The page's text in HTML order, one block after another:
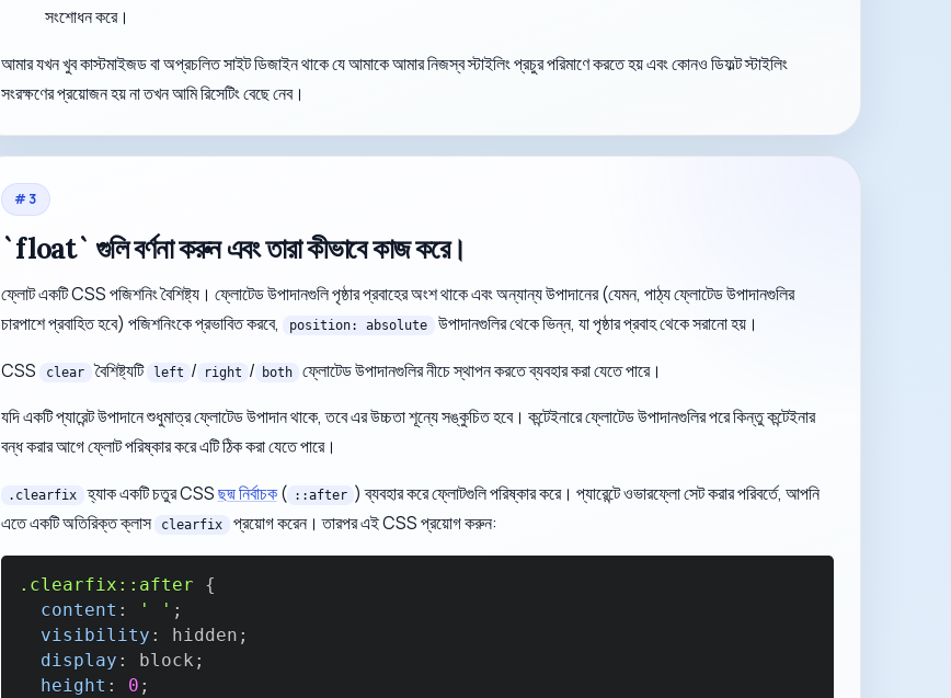
সংশোধন করে।
আমার যখন খুব কাস্টমাইজড বা অপ্রচলিত সাইট ডিজাইন থাকে যে আমাকে আমার নিজস্ব স্টাইলিং প্রচুর পরিমাণে করতে হয় এবং কোনও ডিফল্ট স্টাইলিং
সংরক্ষণের প্রয়োজন হয় না তখন আমি রিসেটিং বেছে নেব।
#3
`float` গুলি বর্ণনা করুন এবং তারা কীভাবে কাজ করে।
ফ্লোট একটি CSS পজিশনিং বৈশিষ্ট্য। ফ্লোটেড উপাদানগুলি পৃষ্ঠার প্রবাহের অংশ থাকে এবং অন্যান্য উপাদানের (যেমন, পাঠ্য ফ্লোটেড উপাদানগুলির
চারপাশে প্রবাহিত হবে) পজিশনিংকে প্রভাবিত করবে,
position: absolute
উপাদানগুলির থেকে ভিন্ন, যা পৃষ্ঠার প্রবাহ থেকে সরানো হয়।
CSS
clear বৈশিষ্ট্যটি left / right / both
ফ্লোটেড উপাদানগুলির নীচে স্থাপন করতে ব্যবহার করা যেতে পারে।
যদি একটি প্যারেন্ট উপাদানে শুধুমাত্র ফ্লোটেড উপাদান থাকে, তবে এর উচ্চতা শূন্যে সঙ্কুচিত হবে। কন্টেইনারে ফ্লোটেড উপাদানগুলির পরে কিন্তু কন্টেইনার
বন্ধ করার আগে ফ্লোট পরিষ্কার করে এটি ঠিক করা যেতে পারে।
.clearfix হ্যাক একটি চতুর CSSছদ্ম নির্বাচক( ::after ) ব্যবহার করে ফ্লোটগুলি পরিষ্কার করে। প্যারেন্টে ওভারফ্লো সেট করার পরিবর্তে, আপনি
এতে একটি অতিরিক্ত ক্লাস
clearfix প্রয়োগ করেন। তারপর এই CSS প্রয়োগ করুন:
.clearfix ::after
{
content : ' ' ;
visibility : hidden ;
display : block ;
height : 0 ;